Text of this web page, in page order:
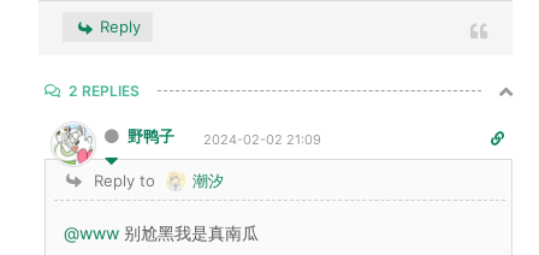
Reply
2 REPLIES
野鸭子 2024-02-02 21:09
Reply to 潮汐
@www 别尬黑我是真南瓜